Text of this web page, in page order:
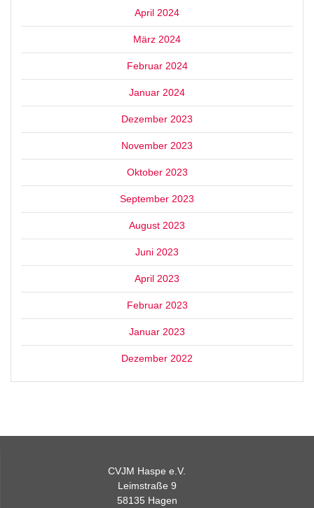
April 2024
März 2024
Februar 2024
Januar 2024
Dezember 2023
November 2023
Oktober 2023
September 2023
August 2023
Juni 2023
April 2023
Februar 2023
Januar 2023
Dezember 2022
CVJM Haspe e.V.
Leimstraße 9
58135 Hagen